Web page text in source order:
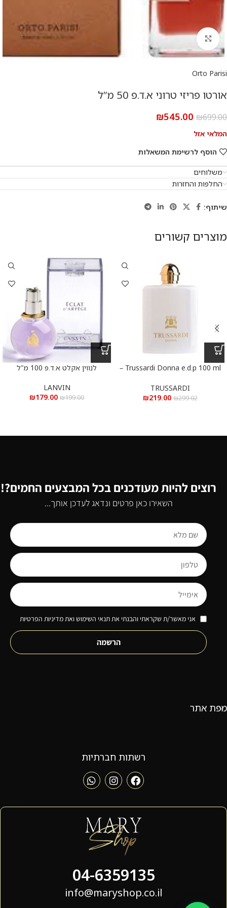
להגדלת התמונה
Orto Parisi
אורטו פריזי טרוני א.ד.פ 50 מ”ל
₪699.00
₪545.00
המלאי אזל
הוסף לרשימת המשאלות
משלוחים
החלפות והחזרות
שיתוף:
מוצרים קשורים
Trussardi Donna e.d.p 100 ml –
TRUSSARDI
₪299.02
₪219.00
לנווין אקלט א.ד.פ 100 מ”ל
LANVIN
₪199.00
₪179.00
רוצים להיות מעודכנים בכל המבצעים החמים?!
השאירו כאן פרטים ונדאג לעדכן אותך...
אני מאשר/ת שקראתי והבנתי את תנאי השימוש ואת מדיניות הפרטיות
הרשמה
מפת אתר
רשתות חברתיות
04-6359135
info@maryshop.co.il